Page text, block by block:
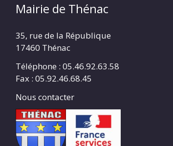
Mairie de Thénac
35, rue de la République
17460 Thénac
Téléphone : 05.46.92.63.58
Fax : 05.92.46.68.45
Nous contacter